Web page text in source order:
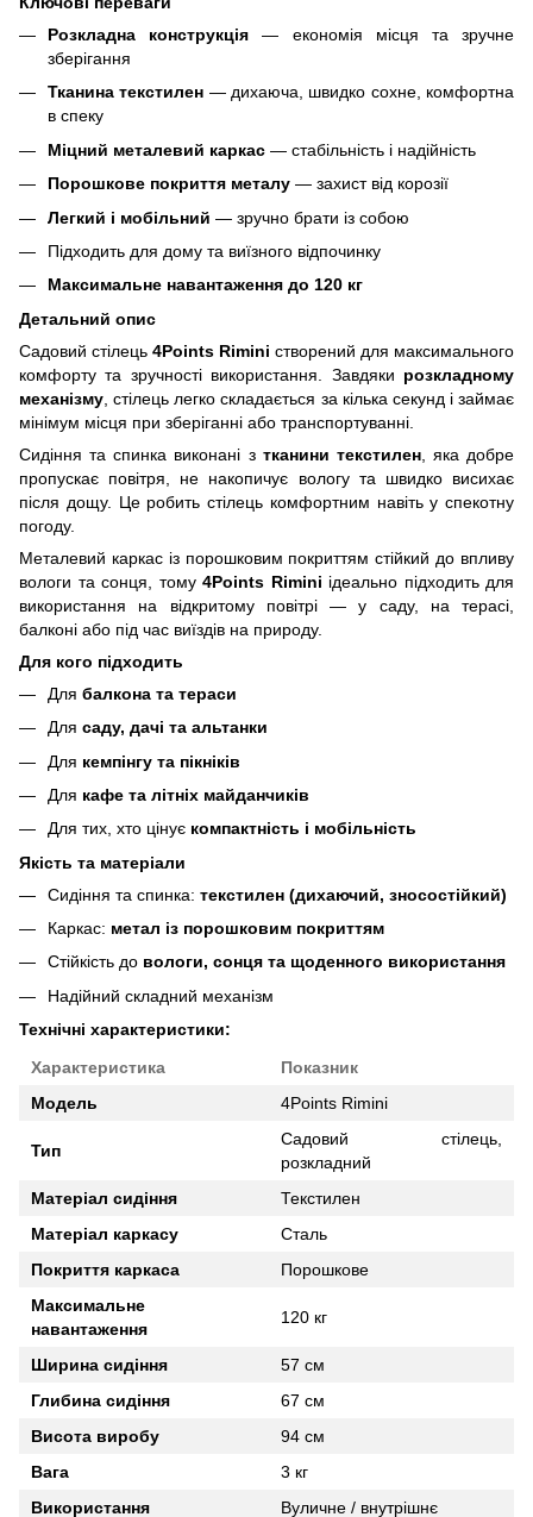
Розкладна конструкція — економія місця та зручне
зберігання
Тканина текстилен — дихаюча, швидко сохне, комфортна
в спеку
Міцний металевий каркас — стабільність і надійність
Порошкове покриття металу — захист від корозії
Легкий і мобільний — зручно брати із собою
Підходить для дому та виїзного відпочинку
Максимальне навантаження до 120 кг
Детальний опис
Садовий стілець 4Points Rimini створений для максимального
комфорту та зручності використання. Завдяки розкладному
механізму , стілець легко складається за кілька секунд і займає
мінімум місця при зберіганні або транспортуванні.
Сидіння та спинка виконані з тканини текстилен, яка добре
пропускає повітря, не накопичує вологу та швидко висихає
після дощу. Це робить стілець комфортним навіть у спекотну
погоду.
Металевий каркас із порошковим покриттям стійкий до впливу
вологи та сонця, тому 4Points Rimini ідеально підходить для
використання на відкритому повітрі — у саду, на терасі,
балконі або під час виїздів на природу.
Для кого підходить
Для балкона та тераси
Для саду, дачі та альтанки
Для кемпінгу та пікніків
Для кафе та літніх майданчиків
Для тих, хто цінує компактність і мобільність
Якість та матеріали
Сидіння та спинка: текстилен (дихаючий, зносостійкий)
Каркас: метал із порошковим покриттям
Стійкість до вологи, сонця та щоденного використання
Надійний складний механізм
Технічні характеристики:
Характеристика
Показник
Модель
4Points Rimini
Тип
Садовий стілець,
розкладний
Матеріал сидіння
Текстилен
Матеріал каркасу
Сталь
Покриття каркаса
Порошкове
Максимальне
навантаження
120 кг
Ширина сидіння
57 см
Глибина сидіння
67 см
Висота виробу
94 см
Вага
3 кг
Використання
Вуличне / внутрішнє